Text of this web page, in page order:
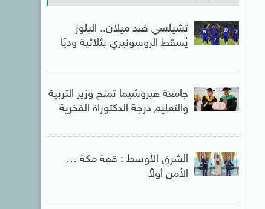
تشيلسي ضد ميلان.. البلوز
يُسقط الروسونيري بثلاثية وديًا
جامعة هيروشيما تمنح وزير التربية
والتعليم درجة الدكتوراة الفخرية
الشرق الأوسط : قمة مكة …
الأمن أولاً